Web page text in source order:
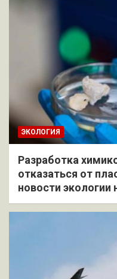
ЭКОЛОГИЯ
Разработка
отказаться от
новости экологии